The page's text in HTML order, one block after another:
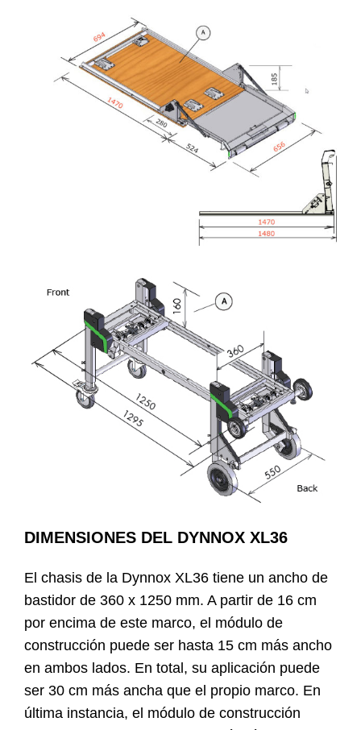
DIMENSIONES DEL DYNNOX XL36
El chasis de la Dynnox XL36 tiene un ancho de
bastidor de 360 x 1250 mm. A partir de 16 cm
por encima de este marco, el módulo de
construcción puede ser hasta 15 cm más ancho
en ambos lados. En total, su aplicación puede
ser 30 cm más ancha que el propio marco. En
última instancia, el módulo de construcción